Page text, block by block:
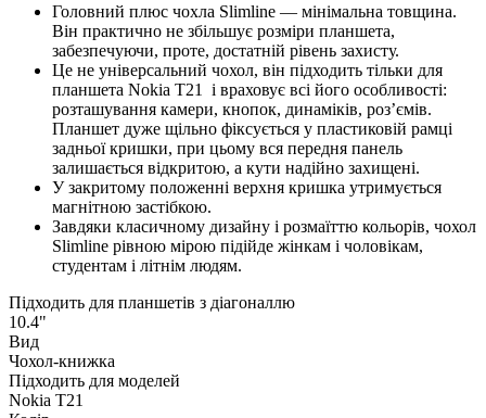
Головний плюс чохла Slimline — мінімальна товщина.
Він практично не збільшує розміри планшета,
забезпечуючи, проте, достатній рівень захисту.
Це не універсальний чохол, він підходить тільки для
планшета Nokia T21 і враховує всі його особливості:
розташування камери, кнопок, динаміків, роз’ємів.
Планшет дуже щільно фіксується у пластиковій рамці
задньої кришки, при цьому вся передня панель
залишається відкритою, а кути надійно захищені.
У закритому положенні верхня кришка утримується
магнітною застібкою.
Завдяки класичному дизайну і розмаїттю кольорів, чохол
Slimline рівною мірою підійде жінкам і чоловікам,
студентам і літнім людям.
Підходить для планшетів з діагоналлю
10.4"
Вид
Чохол-книжка
Підходить для моделей
Nokia T21